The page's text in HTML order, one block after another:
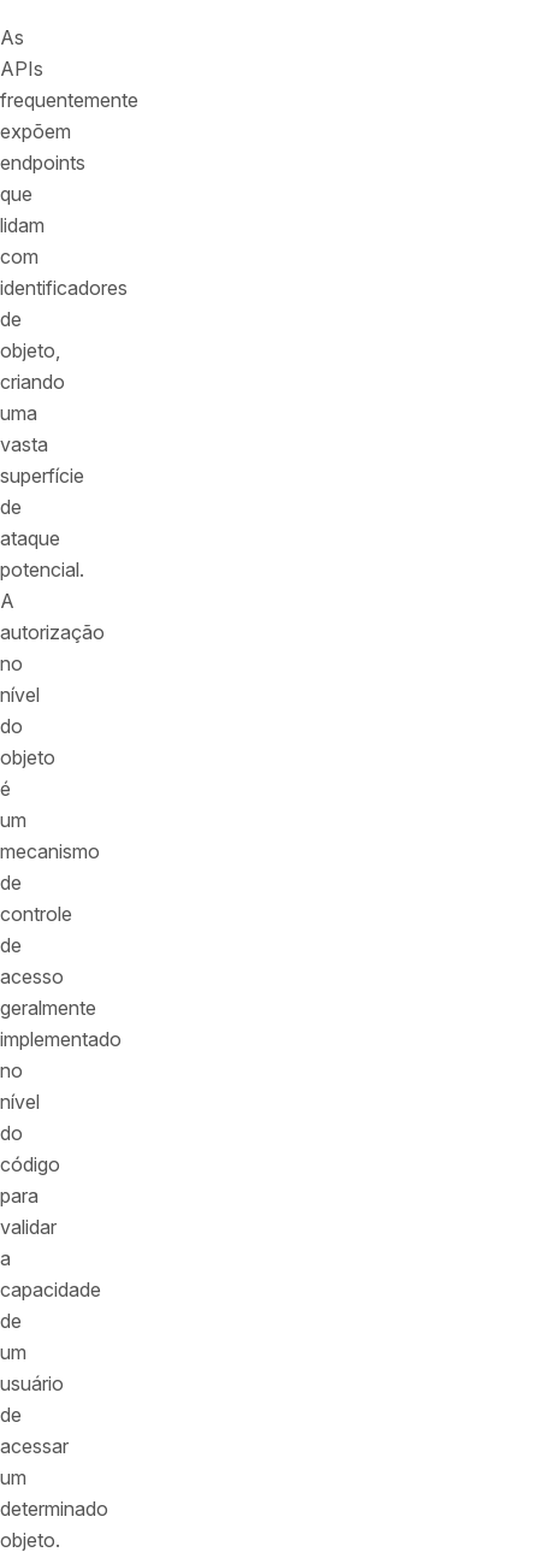
As
APIs
frequentemente
expõem
endpoints
que
lidam
com
identificadores
de
objeto,
criando
uma
vasta
superfície
de
ataque
potencial.
A
autorização
no
nível
do
objeto
é
um
mecanismo
de
controle
de
acesso
geralmente
implementado
no
nível
do
código
para
validar
a
capacidade
de
um
usuário
de
acessar
um
determinado
objeto.